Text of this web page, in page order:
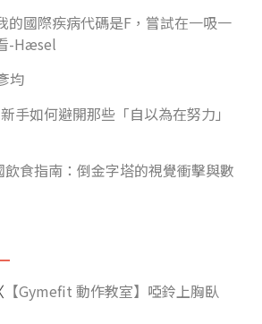
的國際疾病代碼是F，嘗試在一吸一
-Hæsel
均
手如何避開那些「自以為在努力」
食指南：倒金字塔的視覺衝擊與數
【Gymefit 動作教室】啞鈴上胸臥